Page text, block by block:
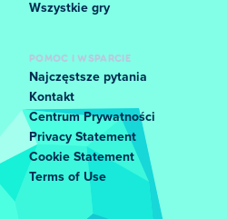
Wszystkie gry
POMOC I WSPARCIE
Najczęstsze pytania
Kontakt
Centrum Prywatności
Privacy Statement
Cookie Statement
Terms of Use